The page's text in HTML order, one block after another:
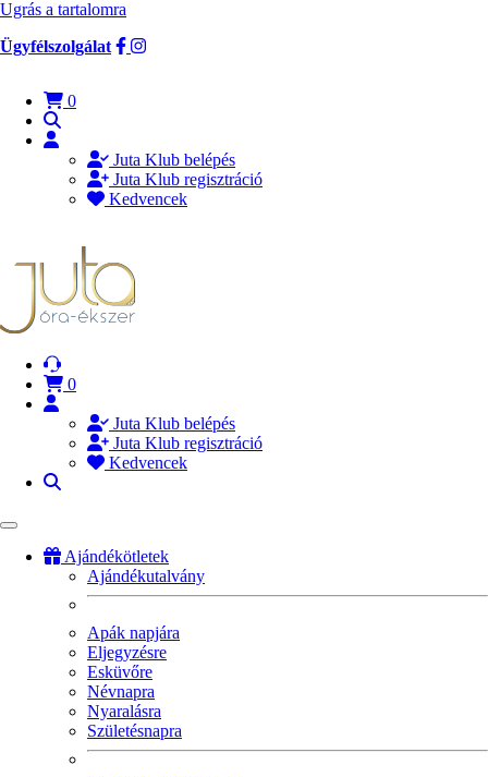
Ugrás a tartalomra
Ügyfélszolgálat
0
Juta Klub belépés
Juta Klub regisztráció
Kedvencek
0
Juta Klub belépés
Juta Klub regisztráció
Kedvencek
Ajándékötletek
Ajándékutalvány
Apák napjára
Eljegyzésre
Esküvőre
Névnapra
Nyaralásra
Születésnapra